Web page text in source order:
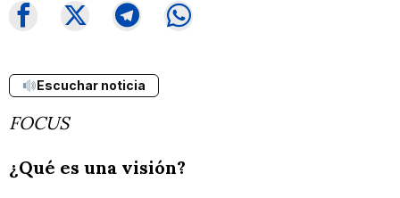
Escuchar noticia
FOCUS
¿Qué es una visión?